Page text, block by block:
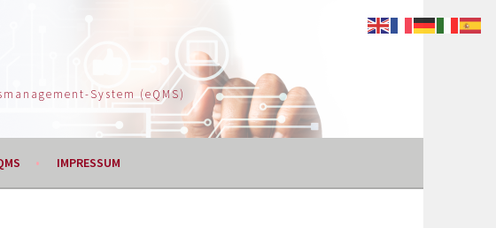
System (eQMS)
IMPRESSUM